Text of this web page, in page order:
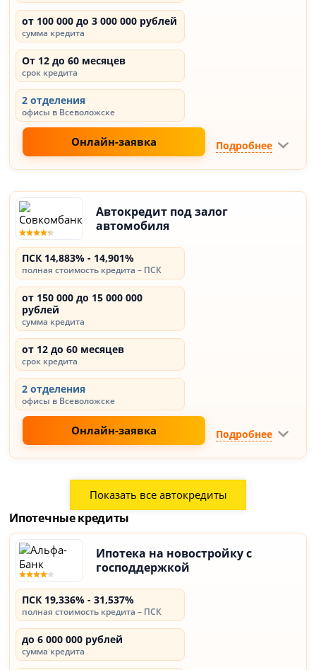
от 100 000 до 3 000 000 рублей
сумма кредита
От 12 до 60 месяцев
срок кредита
2 отделения
офисы в Всеволожске
Онлайн-заявка Подробнее
Автокредит под залог
автомобиля
ПСК 14,883% - 14,901%
полная стоимость кредита – ПСК
от 150 000 до 15 000 000
рублей
сумма кредита
от 12 до 60 месяцев
срок кредита
2 отделения
офисы в Всеволожске
Онлайн-заявка Подробнее
Показать все автокредиты
Ипотечные кредиты
Ипотека на новостройку с
господдержкой
ПСК 19,336% - 31,537%
полная стоимость кредита – ПСК
до 6 000 000 рублей
сумма кредита